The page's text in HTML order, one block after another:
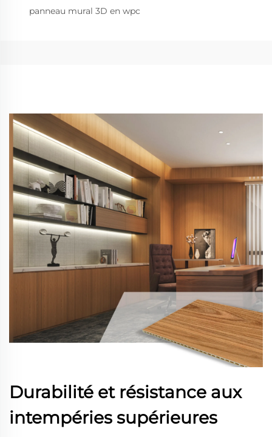
panneau mural 3D en wpc
Durabilité et résistance aux
intempéries supérieures